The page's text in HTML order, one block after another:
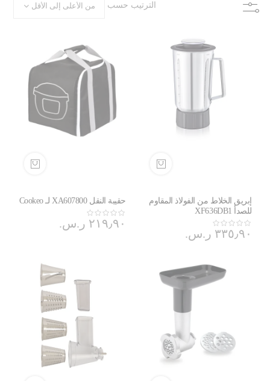
الترتيب حسب
إبريق الخلاط من الفولاذ المقاوم
للصدأ XF636DB1
٣٣٥٫٩٠ ر.س.‏
حقيبة النقل XA607800 لـ Cookeo
٢١٩٫٩٠ ر.س.‏